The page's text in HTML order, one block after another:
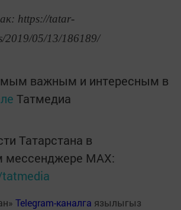
https://tatar-
2019/05/13/186189/
важным и интересным в
Татмедиа
Татарстана в
мессенджере MАХ:
Telegram-каналга язылыгыз